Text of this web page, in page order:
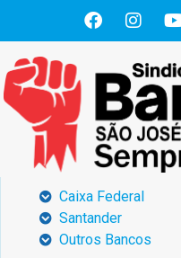
Caixa Federal
Santander
Outros Bancos